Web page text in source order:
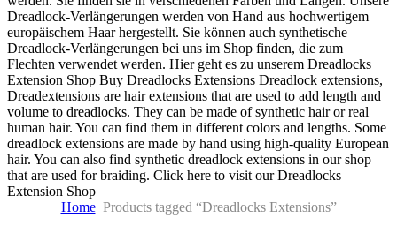
Dreadlock-Verlängerungen werden von Hand aus hochwertigem
europäischem Haar hergestellt. Sie können auch synthetische
Dreadlock-Verlängerungen bei uns im Shop finden, die zum
Flechten verwendet werden. Hier geht es zu unserem Dreadlocks
Extension Shop Buy Dreadlocks Extensions Dreadlock extensions,
Dreadextensions are hair extensions that are used to add length and
volume to dreadlocks. They can be made of synthetic hair or real
human hair. You can find them in different colors and lengths. Some
dreadlock extensions are made by hand using high-quality European
hair. You can also find synthetic dreadlock extensions in our shop
that are used for braiding. Click here to visit our Dreadlocks
Extension Shop
HomeProducts tagged “Dreadlocks Extensions”